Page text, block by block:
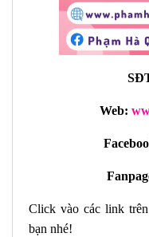
Web:
Click vào các link
bạn nhé!